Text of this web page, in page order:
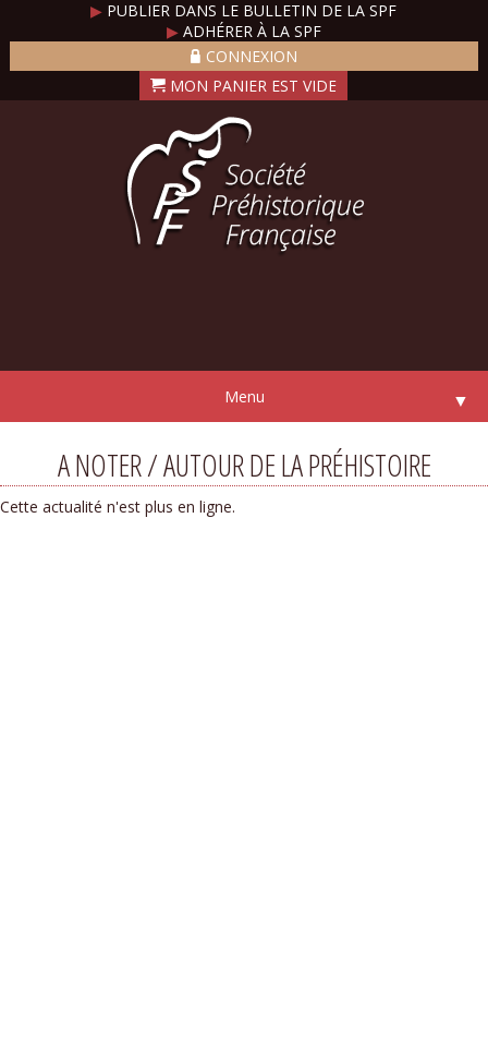
▶ PUBLIER DANS LE BULLETIN DE LA SPF
▶ADHÉRER À LA SPF
CONNEXION
Menu ▼
A NOTER / AUTOUR DE LA PRÉHISTOIRE
Cette actualité n'est plus en ligne.